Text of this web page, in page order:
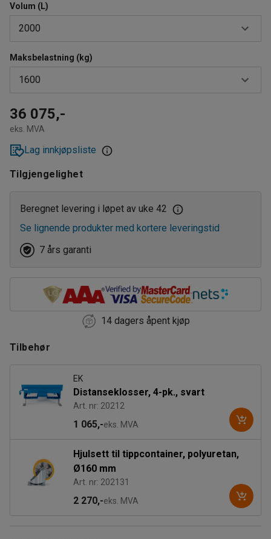
Volum (L)
2000
150
300
600
900
1100
1600
2000
Maksbelastning (kg)
1600
150
300
600
900
1600
2000
11005
36 075,-
eks. MVA
Lag innkjøpsliste
Tilgjengelighet
Beregnet levering i løpet av uke 42
Se lignende produkter med kortere leveringstid
7 års garanti
14 dagers åpent kjøp
Tilbehør
EK
Distanseklosser, 4-pk., svart
Art. nr: 20212
1 065,-eks. MVA
Hjulsett til tippcontainer, polyuretan,
Ø160 mm
Art. nr: 202131
2 270,-eks. MVA